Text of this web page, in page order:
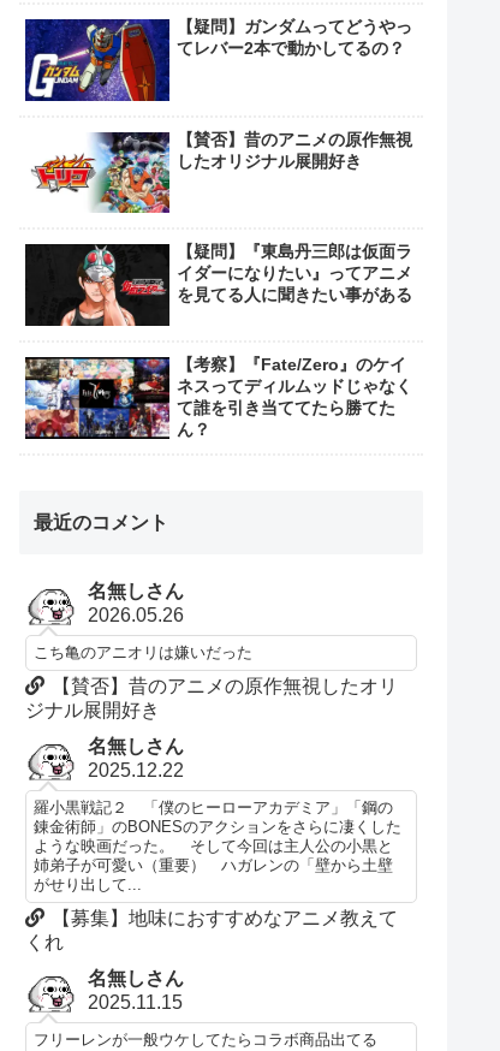
【疑問】ガンダムってどうやっ
てレバー2本で動かしてるの？
【賛否】昔のアニメの原作無視
したオリジナル展開好き
【疑問】『東島丹三郎は仮面ラ
イダーになりたい』ってアニメ
を見てる人に聞きたい事がある
【考察】『Fate/Zero』のケイ
ネスってディルムッドじゃなく
て誰を引き当ててたら勝てた
ん？
最近のコメント
名無しさん
2026.05.26
こち亀のアニオリは嫌いだった
【賛否】昔のアニメの原作無視したオリ
ジナル展開好き
名無しさん
2025.12.22
羅小黒戦記２ 「僕のヒーローアカデミア」「鋼の
錬金術師」のBONESのアクションをさらに凄くした
ような映画だった。 そして今回は主人公の小黒と
姉弟子が可愛い（重要） ハガレンの「壁から土壁
がせり出して...
【募集】地味におすすめなアニメ教えて
くれ
名無しさん
2025.11.15
フリーレンが一般ウケしてたらコラボ商品出てる